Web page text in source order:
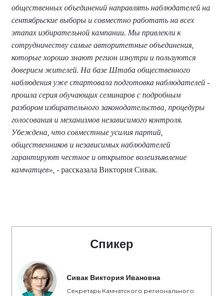
общественных объединений направлять наблюдателей на
сентябрьские выборы и совместно работать на всех
этапах избирательной кампании. Мы привлекли к
сотрудничеству самые авторитетные объединения,
которые хорошо знают регион изнутри и пользуются
доверием жителей. На базе Штаба общественного
наблюдения уже стартовала подготовка наблюдателей -
прошла серия обучающих семинаров с подробным
разбором избирательного законодательства, процедуры
голосования и механизмов независимого контроля.
Убеждена, что совместные усилия партий,
общественников и независимых наблюдателей
гарантируют честное и открытое волеизъявление
камчатцев», - рассказала Виктория Сивак.
Спикер
Сивак Виктория Ивановна
Секретарь Камчатского регионального